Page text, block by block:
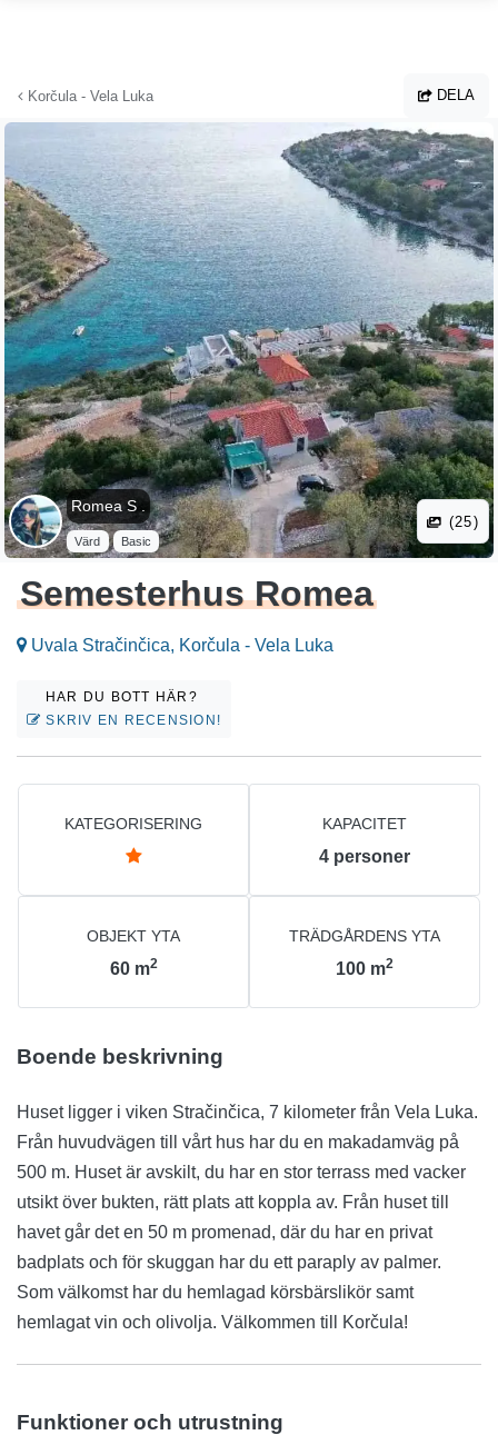
Korčula - Vela Luka DELA
Romea S .
Värd Basic
(25)
Semesterhus Romea
Uvala Stračinčica, Korčula - Vela Luka
HAR DU BOTT HÄR?
SKRIV EN RECENSION!
KATEGORISERING KAPACITET
4 personer
OBJEKT YTA
60 m2
TRÄDGÅRDENS YTA
100 m2
Boende beskrivning
Huset ligger i viken Stračinčica, 7 kilometer från Vela Luka.
Från huvudvägen till vårt hus har du en makadamväg på
500 m. Huset är avskilt, du har en stor terrass med vacker
utsikt över bukten, rätt plats att koppla av. Från huset till
havet går det en 50 m promenad, där du har en privat
badplats och för skuggan har du ett paraply av palmer.
Som välkomst har du hemlagad körsbärslikör samt
hemlagat vin och olivolja. Välkommen till Korčula!
Funktioner och utrustning